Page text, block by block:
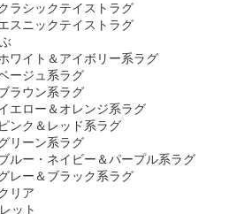
ラシックテイストラグ
スニックテイストラグ
ワイト＆アイボリー系ラグ
ージュ系ラグ
ラウン系ラグ
エロー＆オレンジ系ラグ
ピンク＆レッド系ラグ
リーン系ラグ
ルー・ネイビー＆パープル系ラグ
レー＆ブラック系ラグ
リア
ット